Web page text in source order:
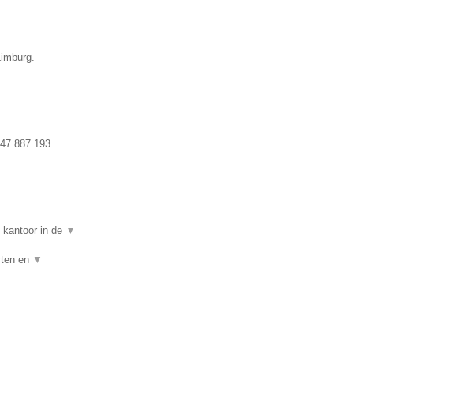
in de ▼
en ▼